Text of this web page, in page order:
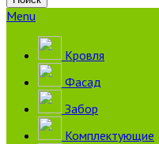
Menu
Кровля
Фасад
Забор
Комплектующие